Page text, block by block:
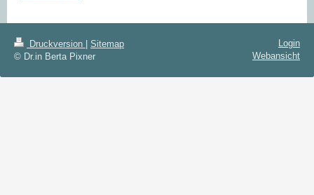
Druckversion
Sitemap
© Dr.in Berta Pixner
Login
Webansicht